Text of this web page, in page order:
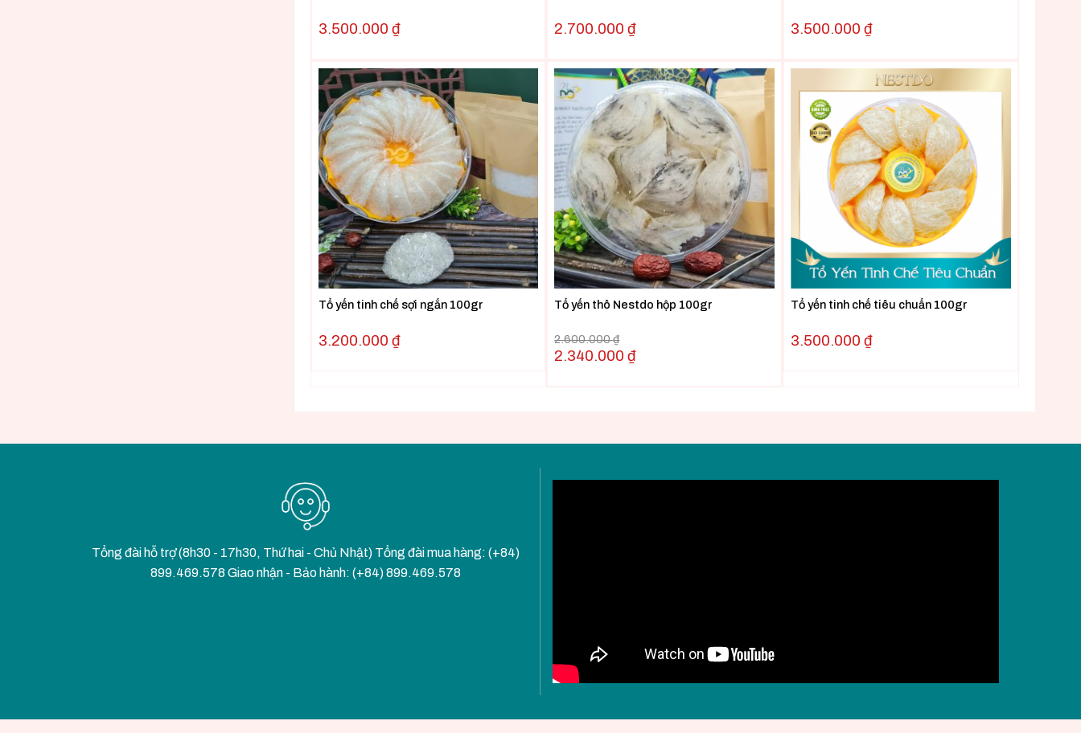
3.500.000 ₫ 2.700.000₫ 3.500.000₫
Tổ yến tinh chế sợi ngắn 100gr
3.200.000 ₫
Tổ yến thô Nestdo hộp 100gr
2.600.000₫
2.340.000₫
Tổ yến tinh chế tiêu chuẩn 100gr
3.500.000₫
Tổng đài hỗ trợ (8h30 - 17h30, Thứ hai - Chủ Nhật) Tổng đài mua hàng: (+84)
899.469.578 Giao nhận - Bảo hành: (+84) 899.469.578